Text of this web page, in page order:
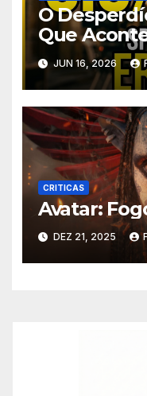
O
Que
JUN 16, 2026
CRITICAS
Avatar:
DEZ 21, 2025